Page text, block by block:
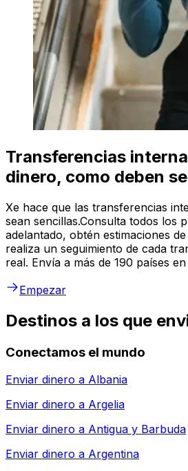
Transferencias
dinero, como deben
Xe hace que las transferencias
sean sencillas.Consulta todos los
adelantado, obtén estimaciones
realiza un seguimiento de cada
real. Envía a más de 190 países
Empezar
Destinos a los que
Conectamos el mundo
Enviar dinero a Albania
Enviar dinero a Argelia
Enviar dinero a Antigua y Barbuda
Enviar dinero a Argentina